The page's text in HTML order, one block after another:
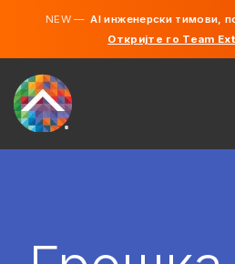
NEW —AI инженерски тимови,
Откријте го Team
АНГАЖИРАЈ